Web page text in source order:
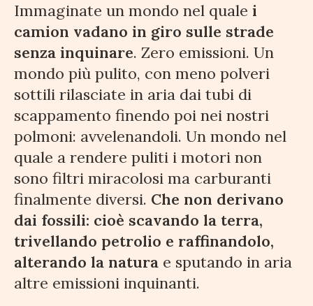
Immaginate un mondo nel quale i
camion vadano in giro sulle strade
senza inquinare. Zero emissioni. Un
mondo più pulito, con meno polveri
sottili rilasciate in aria dai tubi di
scappamento finendo poi nei nostri
polmoni: avvelenandoli. Un mondo nel
quale a rendere puliti i motori non
sono filtri miracolosi ma carburanti
finalmente diversi. Che non derivano
dai fossili: cioè scavando la terra,
trivellando petrolio e raffinandolo,
alterando la natura e sputando in aria
altre emissioni inquinanti.